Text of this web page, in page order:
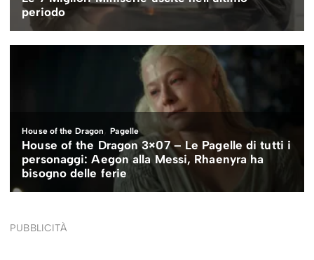
PUBBLICITÀ